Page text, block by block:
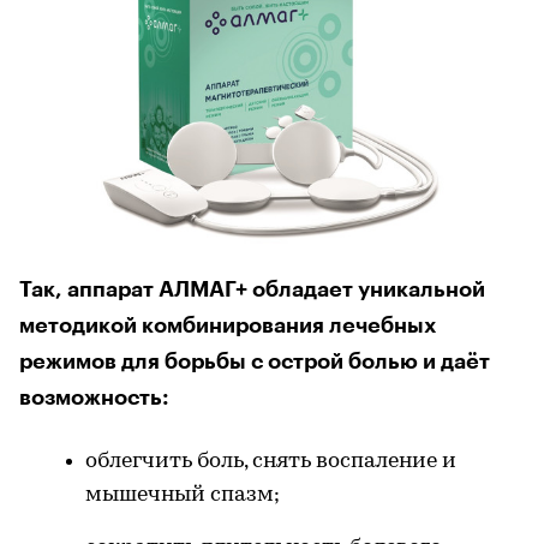
Так, аппарат АЛМАГ+ обладает уникальной
методикой комбинирования лечебных
режимов для борьбы с острой болью и даёт
возможность:
облегчить боль, снять воспаление и
мышечный спазм;